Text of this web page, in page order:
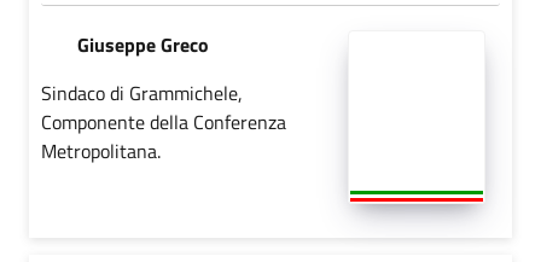
Giuseppe Greco
Sindaco di Grammichele,
Componente della Conferenza
Metropolitana.